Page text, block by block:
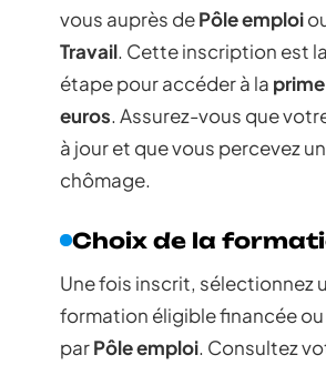
vous auprès dePôle emploi
Travail. Cette inscription est
étape pour accéder à la
euros. Assurez-vous que
à jour et que vous percevez
chômage.
Choix de la
Une fois inscrit, sélectionnez
formation éligible financée
parPôle emploi. Consultez